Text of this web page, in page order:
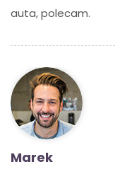
auta, polecam.
Marek